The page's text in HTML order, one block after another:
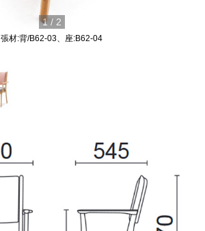
張材:背/B62-03、座:B62-04
1 / 2